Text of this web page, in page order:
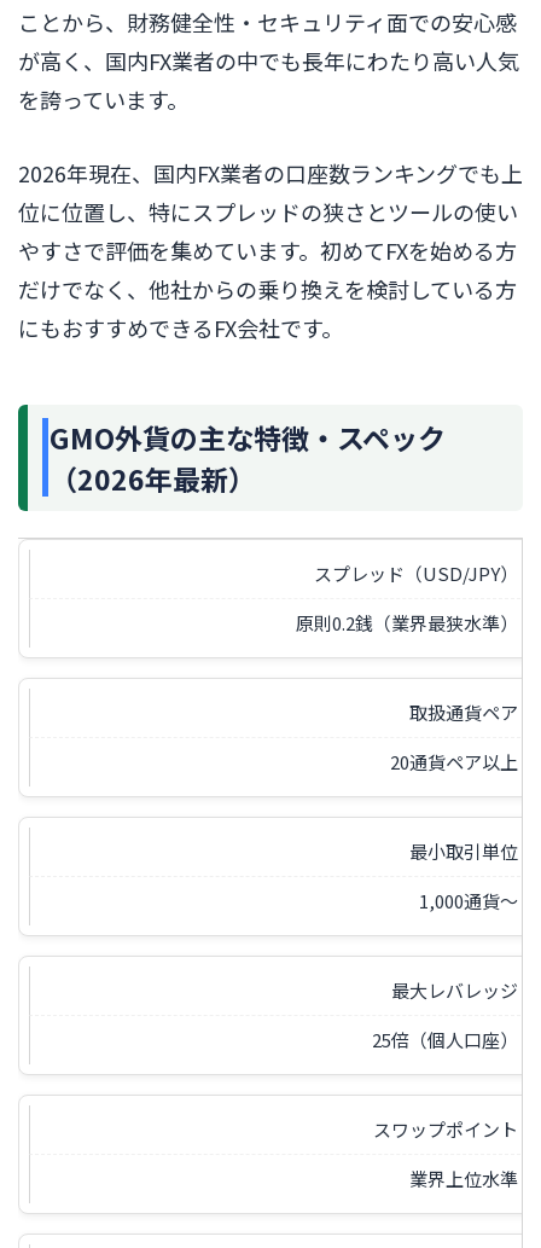
ことから、財務健全性・セキュリティ面での安心感
が高く、国内FX業者の中でも長年にわたり高い人気
を誇っています。
2026年現在、国内FX業者の口座数ランキングでも上
位に位置し、特にスプレッドの狭さとツールの使い
やすさで評価を集めています。初めてFXを始める方
だけでなく、他社からの乗り換えを検討している方
にもおすすめできるFX会社です。
GMO外貨の主な特徴・スペック
（2026年最新）
スプレッド（USD/JPY）
原則0.2銭（業界最狭水準）
取扱通貨ペア
20通貨ペア以上
最小取引単位
1,000通貨〜
最大レバレッジ
25倍（個人口座）
スワップポイント
業界上位水準